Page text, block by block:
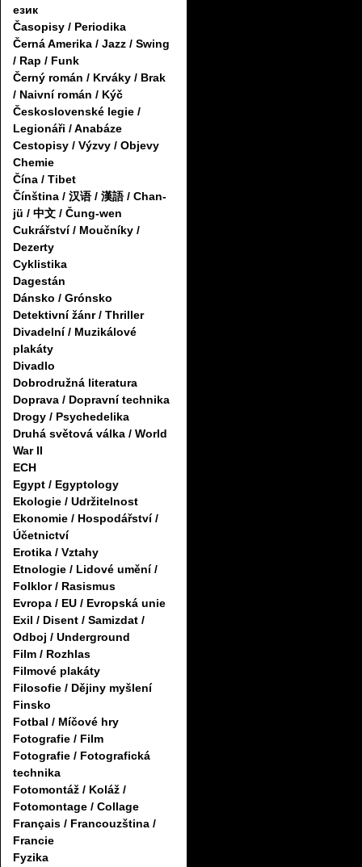
език
Časopisy / Periodika
Černá Amerika / Jazz / Swing
/ Rap / Funk
Černý román / Krváky / Brak
/ Naivní román / Kýč
Československé legie /
Legionáři / Anabáze
Cestopisy / Výzvy / Objevy
Chemie
Čína / Tibet
Čínština / 汉语 / 漢語 / Chan-
jü / 中文 / Čung-wen
Cukrářství / Moučníky /
Dezerty
Cyklistika
Dagestán
Dánsko / Grónsko
Detektivní žánr / Thriller
Divadelní / Muzikálové
plakáty
Divadlo
Dobrodružná literatura
Doprava / Dopravní technika
Drogy / Psychedelika
Druhá světová válka / World
War II
ECH
Egypt / Egyptology
Ekologie / Udržitelnost
Ekonomie / Hospodářství /
Účetnictví
Erotika / Vztahy
Etnologie / Lidové umění /
Folklor / Rasismus
Evropa / EU / Evropská unie
Exil / Disent / Samizdat /
Odboj / Underground
Film / Rozhlas
Filmové plakáty
Filosofie / Dějiny myšlení
Finsko
Fotbal / Míčové hry
Fotografie / Film
Fotografie / Fotografická
technika
Fotomontáž / Koláž /
Fotomontage / Collage
Français / Francouzština /
Francie
Fyzika